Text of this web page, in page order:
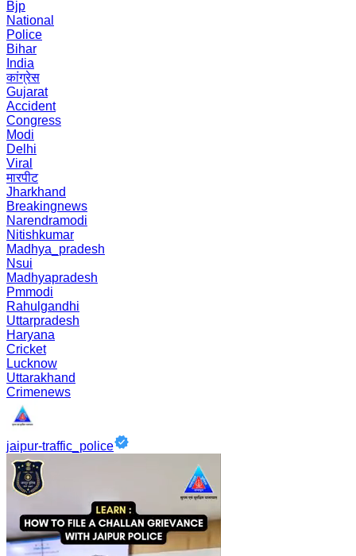
Bjp
National
Police
Bihar
India
कांग्रेस
Gujarat
Accident
Congress
Modi
Delhi
Viral
मारपीट
Jharkhand
Breakingnews
Narendramodi
Nitishkumar
Madhya_pradesh
Nsui
Madhyapradesh
Pmmodi
Rahulgandhi
Uttarpradesh
Haryana
Cricket
Lucknow
Uttarakhand
Crimenews
jaipur-traffic_police